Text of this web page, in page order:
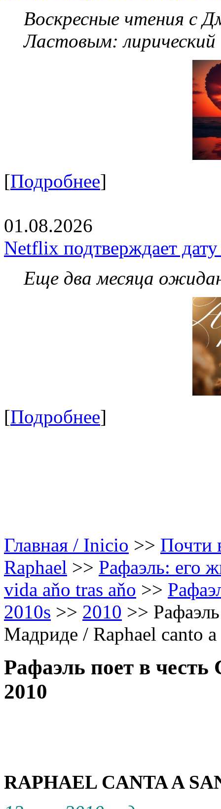
Воскресные чтения с
Ластовым:
[Подробнее]
01.08.2026
Netflix подтверждает
Еще два месяца
[Подробнее]
Главная / Inicio >> Почти
Raphael >> Рафаэль: его
vida aňo tras aňo >>
2010s >> 2010 >>
Мадриде / Raphael canto
Рафаэль поет в
2010
RAPHAEL CANTA A